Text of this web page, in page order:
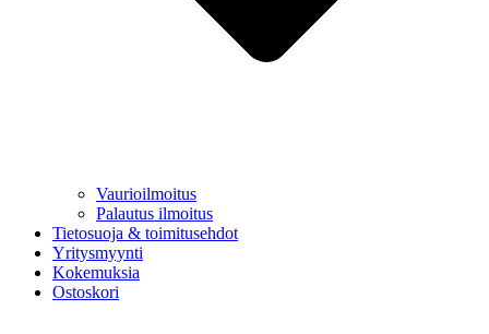
Vaurioilmoitus
Palautus ilmoitus
Tietosuoja & toimitusehdot
Yritysmyynti
Kokemuksia
Ostoskori